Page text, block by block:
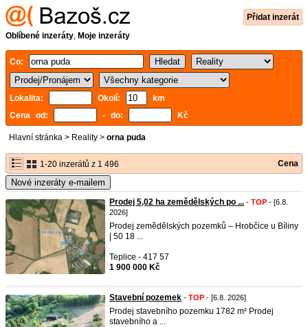
Přidat inzerát
Oblíbené inzeráty, Moje inzeráty
Co:
Lokalita: Okolí:
km
Cena od:
- do: Kč
Hlavní stránka > Reality > orna puda
1-20 inzerátů z 1 496 Cena
Nové inzeráty e-mailem
Prodej 5,02 ha zemědělských po ... - TOP - [6.8.
2026]
Prodej zemědělských pozemků – Hrobčice u Bíliny
| 50 18 ...
Teplice - 417 57
1 900 000 Kč
Stavební pozemek - TOP - [6.8. 2026]
Prodej stavebního pozemku 1782 m² Prodej
stavebního a ...